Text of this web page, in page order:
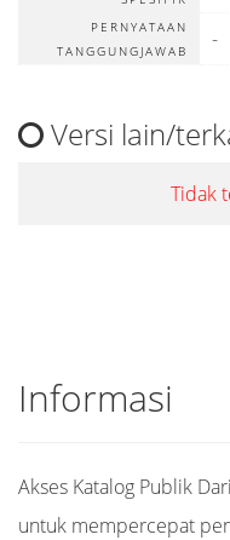
PERNYATAAN
TANGGUNGJAWAB
-
Versi lain/
Tidak
Informasi
Akses Katalog Publik
untuk mempercepat